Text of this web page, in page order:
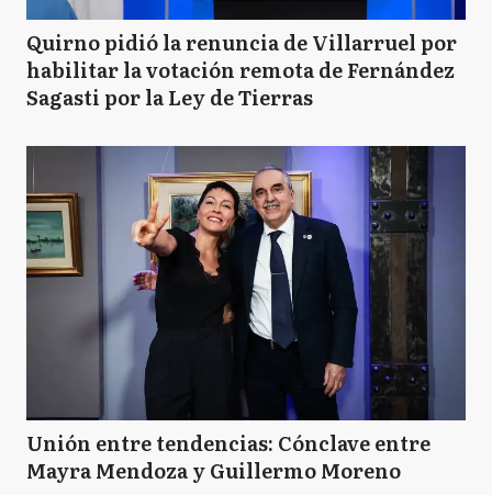
Quirno pidió la renuncia de Villarruel por
habilitar la votación remota de Fernández
Sagasti por la Ley de Tierras
Unión entre tendencias: Cónclave entre
Mayra Mendoza y Guillermo Moreno